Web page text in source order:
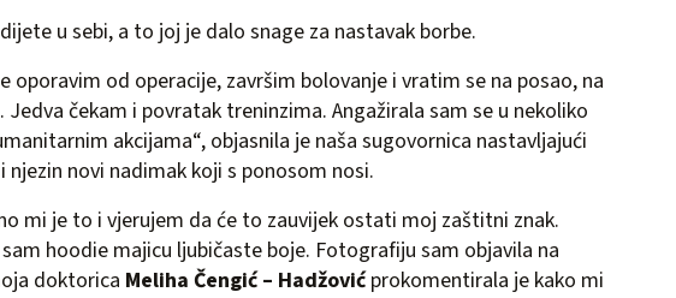
u sebi, a to joj je dalo snage za nastavak borbe.
oporavim od operacije, završim bolovanje i vratim se na posao, na
Jedva čekam i povratak treninzima. Angažirala sam se u nekoliko
akcijama“, objasnila je naša sugovornica nastavljajući
njezin novi nadimak koji s ponosom nosi.
mi je to i vjerujem da će to zauvijek ostati moj zaštitni znak.
hoodie majicu ljubičaste boje. Fotografiju sam objavila na
doktorica Meliha Čengić – Hadžovićprokomentirala je kako mi